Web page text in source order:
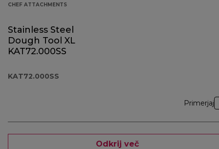
CHEF ATTACHMENTS
Stainless Steel
Dough Tool XL
KAT72.000SS
KAT72.000SS
Primerjaj
Odkrij več